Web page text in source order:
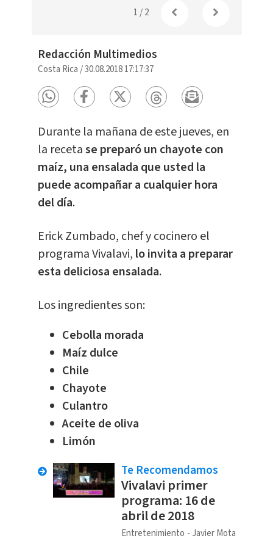
1/2
Redacción Multimedios
Costa Rica /30.08.2018 17:17:37
Durante la mañana de este jueves, en
la recetase preparó un chayote con
maíz, una ensalada que usted la
puede acompañar a cualquier hora
del día.
Erick Zumbado, chef y cocinero el
programa Vivalavi, lo invita a preparar
esta deliciosa ensalada.
Los ingredientes son:
Cebolla morada
Maíz dulce
Chile
Chayote
Culantro
Aceite de oliva
Limón
Te Recomendamos
Vivalavi primer
programa: 16 de
abril de 2018
Entretenimiento Javier Mota